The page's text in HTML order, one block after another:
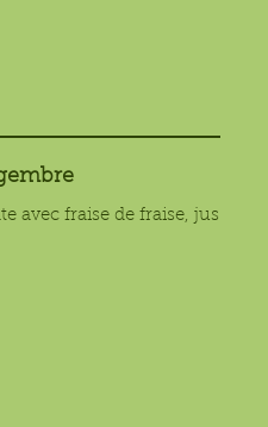
avec fraise de fraise, jus